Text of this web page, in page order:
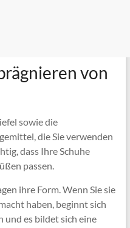
von
sowie die
die Sie verwenden
dass Ihre Schuhe
passen.
ihre Form. Wenn Sie sie
haben, beginnt sich
und es bildet sich eine